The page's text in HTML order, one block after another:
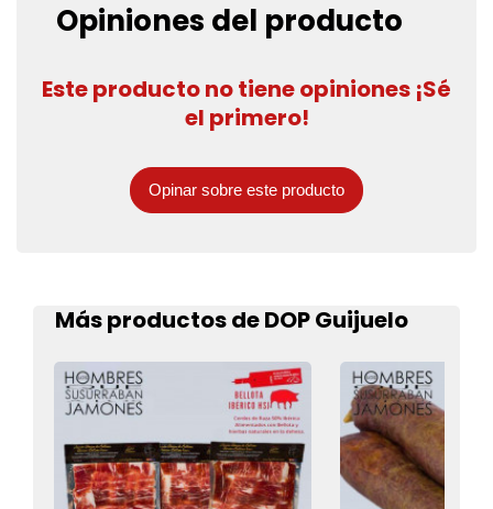
Opiniones del producto
Este producto no tiene opiniones ¡Sé
el primero!
Opinar sobre este producto
Más productos de DOP Guijuelo